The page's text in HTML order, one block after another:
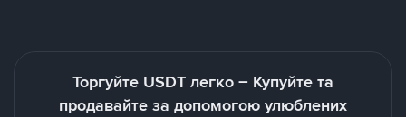
Торгуйте USDT легко – Купуйте та
продавайте за допомогою улюблених